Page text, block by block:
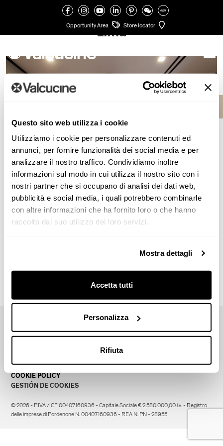
Questo sito web utilizza i cookie
Utilizziamo i cookie per personalizzare contenuti ed
annunci, per fornire funzionalità dei social media e per
analizzare il nostro traffico. Condividiamo inoltre
informazioni sul modo in cui utilizza il nostro sito con i
nostri partner che si occupano di analisi dei dati web,
pubblicità e social media, i quali potrebbero combinarle
con altre informazioni che ha fornito loro o che hanno
raccolto dal suo utilizzo dei loro servizi.
Mostra dettagli
Accetta tutti
Personalizza
Rifiuta
Opportunity Area Store locator
Lima
CATÁLOGOS
NEWSLETTER
COOKIE POLICY
GESTIÓN DE COOKIES
© 2026 - P.IVA / CF 00407160936 - Capitale Sociale € 2.580.000,00 i.v. - Registro
delle imprese di Pordenone N. 00407160936 - REA N. PN - 28955